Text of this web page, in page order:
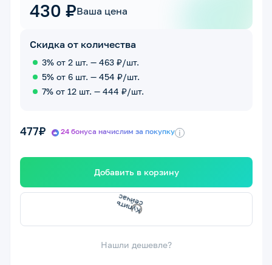
430 ₽Ваша цена
Скидка от количества
3% от 2 шт. — 463 ₽/шт.
5% от 6 шт. — 454 ₽/шт.
7% от 12 шт. — 444 ₽/шт.
477₽ 24 бонуса начислим за покупку i
Добавить в корзину
К
у
п
и
ть с
е
й
ч
а
с
Нашли дешевле?